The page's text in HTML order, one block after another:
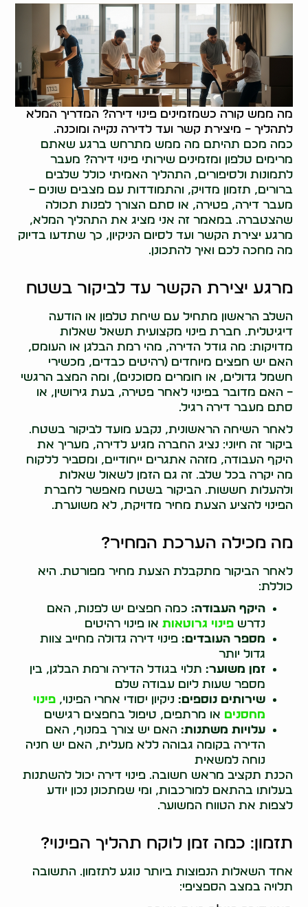
מה ממש קורה כשמזמינים פינוי דירה? המדריך המלא
לתהליך – מיצירת קשר ועד לדירה נקייה ומוכנה.
כמה מכם תהיתם מה ממש מתרחש ברגע שאתם
מרימים טלפון ומזמינים שירותי פינוי דירה? מעבר
לתמונות ולסיפורים, התהליך האמיתי כולל שלבים
ברורים, תזמון מדויק, והתמודדות עם מצבים שונים –
מעבר דירה, פטירה, או סתם הצורך לפנות תכולה
שהצטברה. במאמר זה אני מציג את התהליך המלא,
מרגע יצירת הקשר ועד לסיום הניקיון, כך שתדעו בדיוק
מה מחכה לכם ואיך להתכונן.
מרגע יצירת הקשר עד לביקור בשטח
השלב הראשון מתחיל עם שיחת טלפון או הודעה
דיגיטלית. חברת פינוי מקצועית תשאל שאלות
מדויקות: מה גודל הדירה, מהי רמת הבלגן או העומס,
האם יש חפצים מיוחדים (רהיטים כבדים, מכשירי
חשמל גדולים, או חומרים מסוכנים), ומה המצב הרגשי
– האם מדובר בפינוי לאחר פטירה, בעת גירושין, או
סתם מעבר דירה רגיל.
לאחר השיחה הראשונית, נקבע מועד לביקור בשטח.
ביקור זה חיוני: נציג החברה מגיע לדירה, מעריך את
היקף העבודה, מזהה אתגרים ייחודיים, ומסביר ללקוח
מה יקרה בכל שלב. זה גם הזמן לשאול שאלות
ולהעלות חששות. הביקור בשטח מאפשר לחברת
הפינוי להציע הצעת מחיר מדויקת, לא משוערת.
מה מכילה הערכת המחיר?
לאחר הביקור מתקבלת הצעת מחיר מפורטת. היא
כוללת:
היקף העבודה: כמה חפצים יש לפנות, האם
נדרשפינוי גרוטאות או פינוי רהיטים
מספר העובדים: פינוי דירה גדולה מחייב צוות
גדול יותר
זמן משוער: תלוי בגודל הדירה ורמת הבלגן, בין
מספר שעות ליום עבודה שלם
שירותים נוספים: ניקיון יסודי אחרי הפינוי,פינוי
מחסנים או מרתפים, טיפול בחפצים רגישים
עלויות משתנות: האם יש צורך במנוף, האם
הדירה בקומה גבוהה ללא מעלית, האם יש חניה
נוחה למשאית
הכנת תקציב מראש חשובה. פינוי דירה יכול להשתנות
בעלותו בהתאם למורכבות, ומי שמתכונן נכון יודע
לצפות את הטווח המשוער.
תזמון: כמה זמן לוקח תהליך הפינוי?
אחד השאלות הנפוצות ביותר נוגע לתזמון. התשובה
תלויה במצב הספציפי: